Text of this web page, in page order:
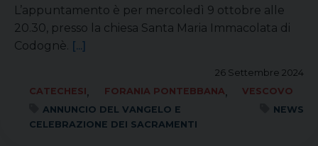
L’appuntamento è per mercoledì 9 ottobre alle
20.30, presso la chiesa Santa Maria Immacolata di
Codognè. [...]
26 Settembre 2024
CATECHESI, FORANIA PONTEBBANA,
VESCOVO
ANNUNCIO DEL VANGELO E
CELEBRAZIONE DEI SACRAMENTI
NEWS